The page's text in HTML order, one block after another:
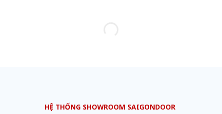
HỆ THỐNG SHOWROOM SAIGONDOOR